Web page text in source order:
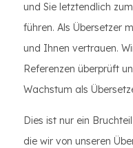
und Sie letztendlich
führen. Als Übersetzer
und Ihnen vertrauen.
Referenzen überprüft
Wachstum als
Dies ist nur ein
die wir von unseren